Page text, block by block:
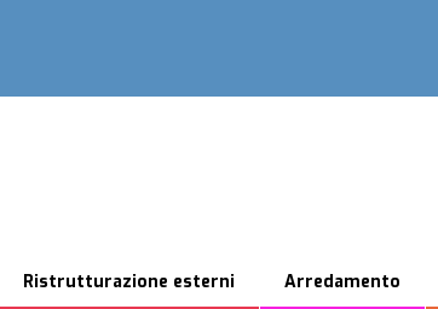
Ristrutturazione esterni Arredamento